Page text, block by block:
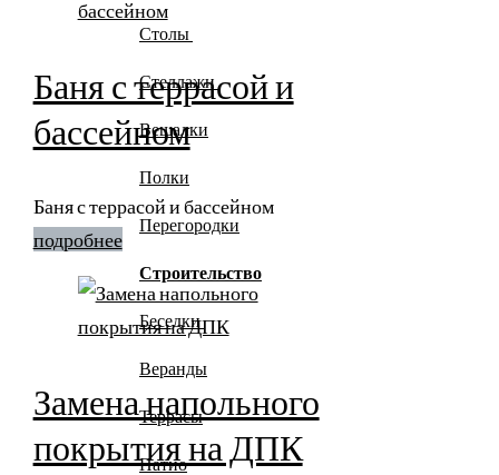
Столы
Стеллажи
Вешалки
Полки
Перегородки
Строительство
Беседки
Веранды
Террасы
Патио
Баня с террасой и
бассейном
Баня с террасой и бассейном
подробнее
Замена напольного
покрытия на ДПК